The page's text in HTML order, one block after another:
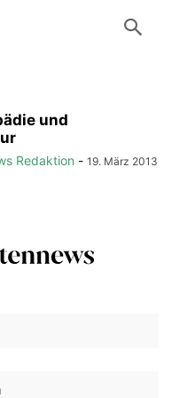
und
Redaktion - 19. März 2013